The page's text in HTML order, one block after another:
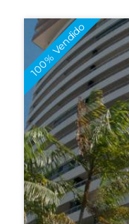
100% Vendido